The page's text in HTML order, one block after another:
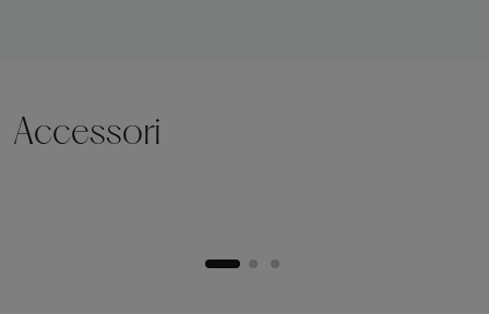
Accessori